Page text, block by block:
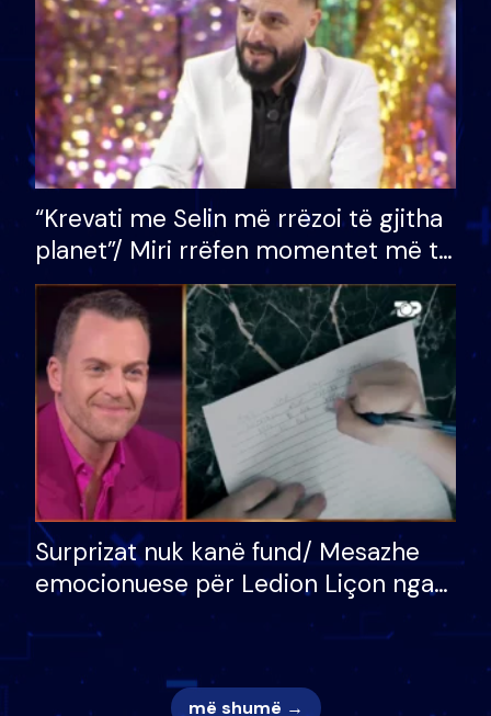
“Krevati me Selin më rrëzoi të gjitha
planet”/ Miri rrëfen momentet më të
bukura në shtëpinë e BB VIP: Do më
mungojë zilja e mëngjesit kur…
Surprizat nuk kanë fund/ Mesazhe
emocionuese për Ledion Liçon nga
nëna dhe fëmijët e tij, moderatori
nuk i mban dot lotët: Nuk meritoj…
më shumë →